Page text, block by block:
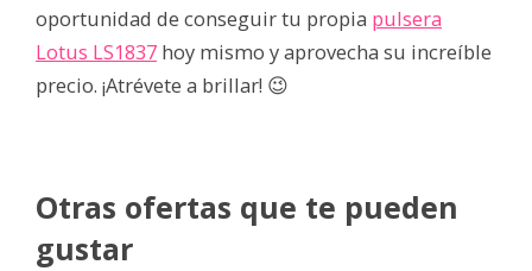
oportunidad de conseguir tu propia pulsera
Lotus LS1837 hoy mismo y aprovecha su increíble
precio. ¡Atrévete a brillar! 😉
Otras ofertas que te pueden
gustar